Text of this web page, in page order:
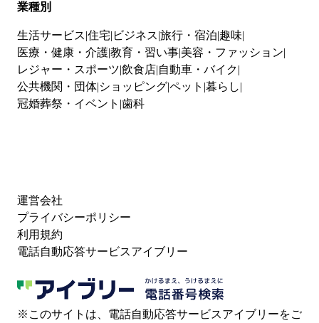
業種別
生活サービス 住宅 ビジネス 旅行・宿泊 趣味
医療・健康・介護教育・習い事 美容・ファッション
レジャー・スポーツ 飲食店 自動車・バイク
公共機関・団体 ショッピングペット 暮らし
冠婚葬祭・イベント 歯科
運営会社
プライバシーポリシー
利用規約
電話自動応答サービスアイブリー
※このサイトは、電話自動応答サービスアイブリーをご